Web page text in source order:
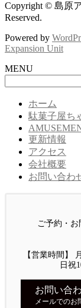
Copyright © 島原
Reserved.
Powered by
Expansion Unit
MENU
ホーム
駄菓子屋ち
更新情報
アクセス
会社概要
お問い合わ
ご予約・お
【営業時間】
日祝
お問い合
メールでのお